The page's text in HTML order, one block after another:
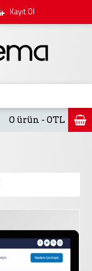
Kayıt Ol
0 ürün - 0TL